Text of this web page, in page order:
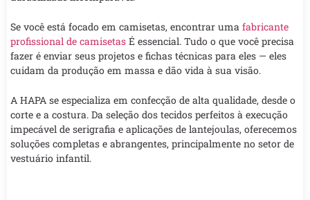
Se você está focado em camisetas, encontrar uma fabricante
profissional de camisetas É essencial. Tudo o que você precisa
fazer é enviar seus projetos e fichas técnicas para eles — eles
cuidam da produção em massa e dão vida à sua visão.
A HAPA se especializa em confecção de alta qualidade, desde o
corte e a costura. Da seleção dos tecidos perfeitos à execução
impecável de serigrafia e aplicações de lantejoulas, oferecemos
soluções completas e abrangentes, principalmente no setor de
vestuário infantil.